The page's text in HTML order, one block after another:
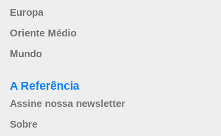
Europa
Oriente Médio
Mundo
A Referência
Assine nossa newsletter
Sobre